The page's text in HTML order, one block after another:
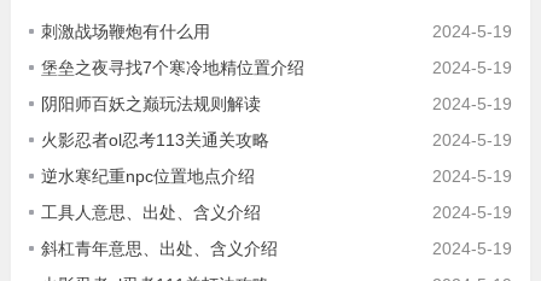
2024-5-19
刺激战场鞭炮有什么用
2024-5-19
堡垒之夜寻找7个寒冷地精位置介绍
2024-5-19
阴阳师百妖之巅玩法规则解读
2024-5-19
火影忍者ol忍考113关通关攻略
2024-5-19
逆水寒纪重npc位置地点介绍
2024-5-19
工具人意思、出处、含义介绍
2024-5-19
斜杠青年意思、出处、含义介绍